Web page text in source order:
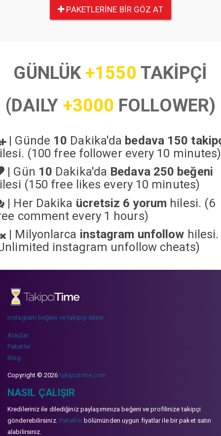
PAKETLERINE BIR GÖZ AT
GÜNLÜK+1550 TAKİPÇİ
(DAILY +3000 FOLLOWER)
| Günde 10 Dakika'da bedava 150
(100 free follower every 10 minutes)
| Gün 10 Dakika'da Bedava 250 beğeni
(150 free likes every 10 minutes)
| Her Dakika ücretsiz 6 yorum hilesi. (6
comment every 1 hours)
| Milyonlarca instagram unfollow hilesi.
instagram unfollow cheats)
instagram beğeni ve takipçi sitesi
Araçlar
Paketler
Blog
Copyright © 2026takipcitime.com
NASIL ÇALIŞIR
Kredileriniz ile dilediğiniz paylaşımınıza beğeni ve profilinize takipçi
gönderebilirsiniz. Paketlerbölümünden uygun fiyatlar ile bir paket satın
alabilirsiniz.